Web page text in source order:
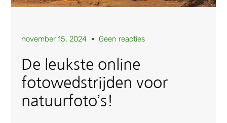
november 15, 2024 Geen reacties
De leukste online
fotowedstrijden voor
natuurfoto’s!